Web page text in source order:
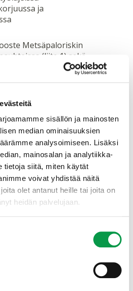
sisällön ja mainosten
median ominaisuuksien
analysoimiseen. Lisäksi
mainosalan ja analytiikka-
tietoja siitä, miten käytät
voivat yhdistää näitä
olet antanut heille tai joita on
heidän palvelujaan.
ja
Metsäpaloriskin
(liite 1) sekä
ennakointiin (liite
erillisinä 2-sivuisina
ennakointi metsätöissä (pdf)